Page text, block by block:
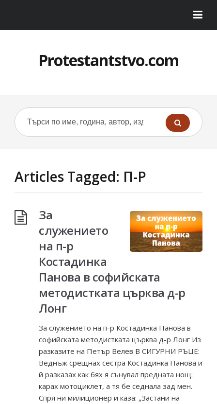
Protestantstvo.com
Articles Tagged: П-Р
За
служението
на п-р
Костадинка
Панова в софийската
методистката църква д-р
Лонг
За служението на п-р Костадинка Панова в
софийската методистката църква д-р Лонг Из
разказите на Петър Велев В СИГУРНИ РЪЦЕ:
Веднъж срещнах сестра Костадинка Панова и
й разказах как бях я сънувал предната нощ:
карах мотоциклет, а тя бе седнала зад мен.
Спря ни милиционер и каза: „Застани на